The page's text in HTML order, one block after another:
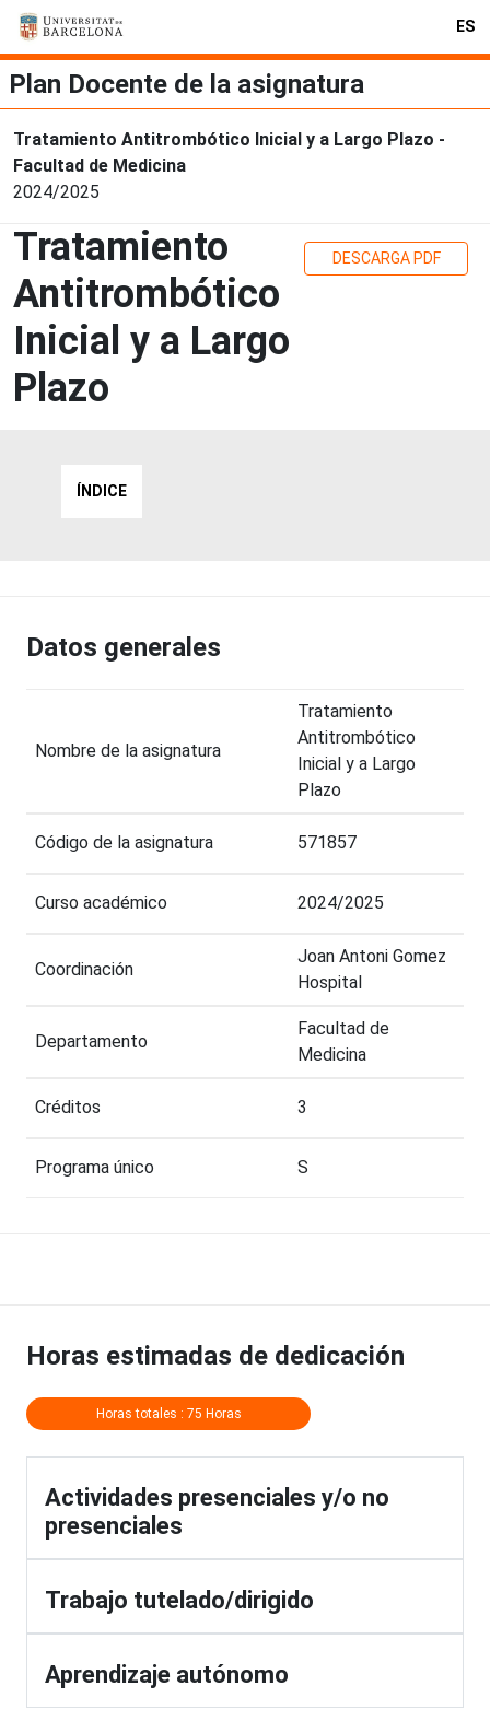
ES
Plan Docente de la asignatura
Tratamiento Antitrombótico Inicial y a Largo Plazo -
Facultad de Medicina
2024/2025
Tratamiento
Antitrombótico
Inicial y a Largo
Plazo
DESCARGA PDF
ÍNDICE
Datos generales
Nombre de la asignatura
Tratamiento
Antitrombótico
Inicial y a Largo
Plazo
Código de la asignatura 571857
Curso académico 2024/2025
Coordinación
Joan Antoni Gomez
Hospital
Departamento
Facultad de
Medicina
Créditos 3
Programa único S
Horas estimadas de dedicación
Horas totales : 75 Horas
Actividades presenciales y/o no
presenciales
Trabajo tutelado/dirigido
Aprendizaje autónomo